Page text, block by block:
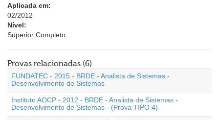
Aplicada em:
02/2012
Nível:
Superior Completo
Provas relacionadas (6)
FUNDATEC - 2015 - BRDE - Analista de Sistemas -
Desenvolvimento de Sistemas
Instituto AOCP - 2012 - BRDE - Analista de Sistemas -
Desenvolvimento de Sistemas - (Prova TIPO 4)